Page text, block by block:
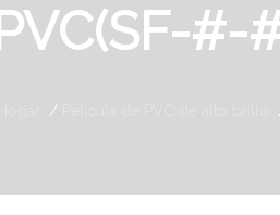
PVC(SF-#-